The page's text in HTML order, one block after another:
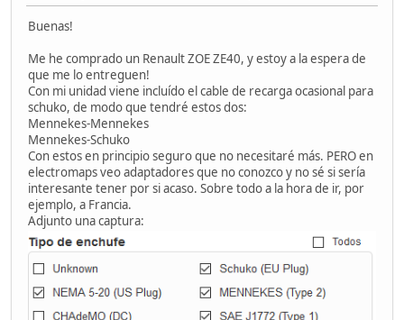
Buenas!
Me he comprado un Renault ZOE ZE40, y estoy a la espera de
que me lo entreguen!
Con mi unidad viene incluído el cable de recarga ocasional para
schuko, de modo que tendré estos dos:
Mennekes-Mennekes
Mennekes-Schuko
Con estos en principio seguro que no necesitaré más. PERO en
electromaps veo adaptadores que no conozco y no sé si sería
interesante tener por si acaso. Sobre todo a la hora de ir, por
ejemplo, a Francia.
Adjunto una captura: